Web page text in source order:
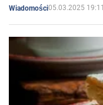
Wiadomości05.03.2025 19:11